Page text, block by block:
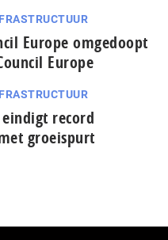
Europe omgedoopt
Europe
record
groeispurt